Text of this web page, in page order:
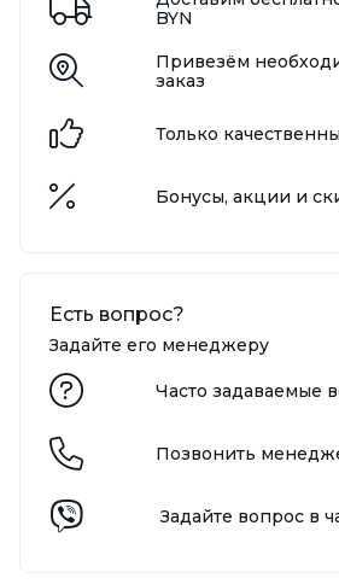
BYN
Привезём
заказ
Только
Бонусы, акции и
Есть вопрос?
Задайте его менеджеру
Часто задаваемые
Позвонить
Задайте вопрос в